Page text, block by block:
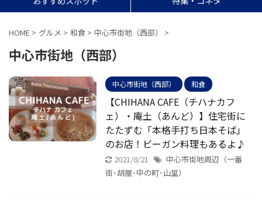
HOME > グルメ > 和食 > 中心市街地（西部） >
中心市街地（西部）
中心市街地（西部） 和食
【CHIHANA CAFE（チハナカフ
ェ）・庵土（あんど）】住宅街に
たたずむ「本格手打ち日本そば」
のお店！ビーガン料理もあるよ♪
2021/8/21
中心市街地周辺（一番
街･胡屋･中の町･山里）